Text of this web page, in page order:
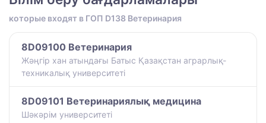
которые входят в ГОП D138 Ветеринария
8D09100 Ветеринария
Жәңгір хан атындағы Батыс Қазақстан аграрлық-
техникалық университеті
8D09101 Ветеринариялық медицина
Шәкәрім университеті